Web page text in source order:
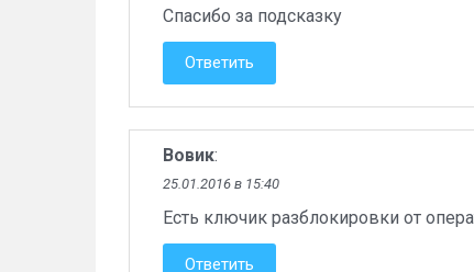
Спасибо за подсказку
Ответить
Вовик:
25.01.2016 в 15:40
Есть ключик разблокировки от
Ответить